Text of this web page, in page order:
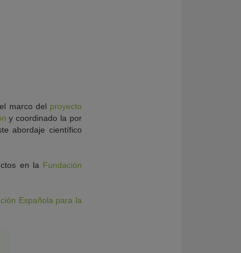
marco del proyecto
y coordinado la por
abordaje científico
en la Fundación
Española para la